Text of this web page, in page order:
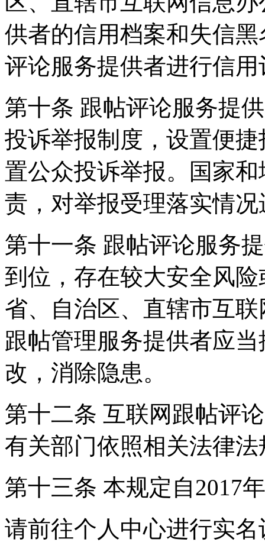
供者的信用档案和失信
评论服务提供者进行信用
第十条 跟帖评论服务提
投诉举报制度，设置便
置公众投诉举报。国家
责，对举报受理落实情
第十一条 跟帖评论服务
到位，存在较大安全风
省、自治区、直辖市互
跟帖管理服务提供者应
改，消除隐患。
第十二条 互联网跟帖评
有关部门依照相关法律
第十三条 本规定自2017
请前往个人中心进行实名